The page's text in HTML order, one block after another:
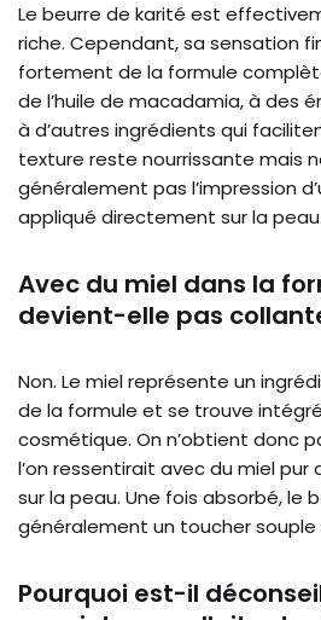
Le beurre de karité est
riche. Cependant, sa sensation
fortement de la formule
de l’huile de macadamia, à des
à d’autres ingrédients qui
texture reste nourrissante mais
généralement pas l’impression
appliqué directement sur la peau.
Avec du miel dans la
devient-elle pas
Non. Le miel représente un
de la formule et se trouve
cosmétique. On n’obtient donc
l’on ressentirait avec du miel
sur la peau. Une fois absorbé, le
généralement un toucher
Pourquoi est-il